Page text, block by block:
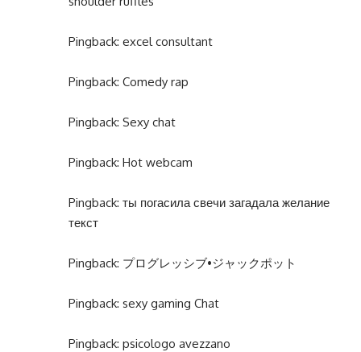
Pingback: excel consultant
Pingback: Comedy rap
Pingback: Sexy chat
Pingback: Hot webcam
Pingback: ты погасила свечи загадала желание
текст
Pingback: プログレッシブ•ジャックポット
Pingback: sexy gaming Chat
Pingback: psicologo avezzano